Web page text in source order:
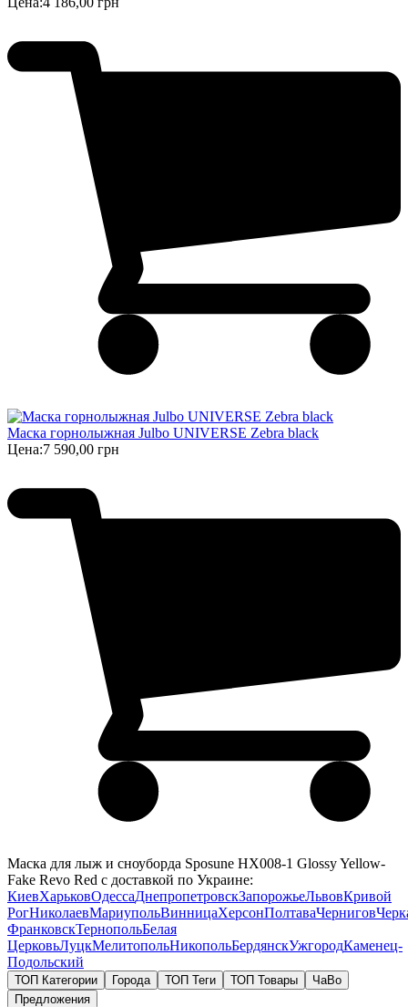
Маска горнолыжная Julbo UNIVERSE Zebra black
Цена:7 590,00 грн
Маска для лыж и сноуборда Sposune HX008-1 Glossy Yellow-
Fake Revo Red с доставкой по Украине:
КиевХарьковОдессаДнепропетровскЗапорожьеЛьвовКривой
РогНиколаевМариупольВинницаХерсонПолтаваЧернигов
ФранковскТернопольБелая
ЦерковьЛуцкМелитопольНикопольБердянскУжгородКаменец-
Подольский
ТОП Категории Города ТОП Теги ТОП Товары
ЧаВо
Предложения